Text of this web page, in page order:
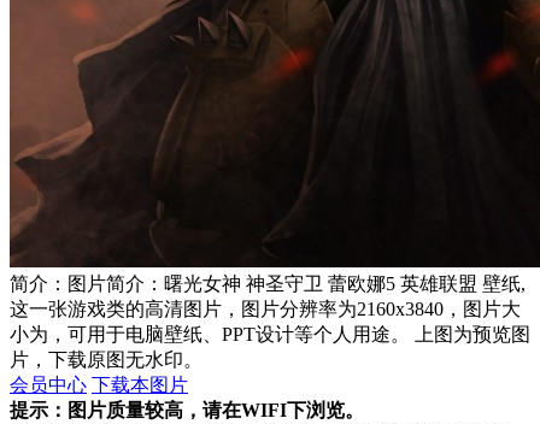
简介：图片简介：曙光女神 神圣守卫 蕾欧娜5 英雄联盟 壁纸,
这一张游戏类的高清图片，图片分辨率为2160x3840，图片大
小为，可用于电脑壁纸、PPT设计等个人用途。 上图为预览图
片，下载原图无水印。
会员中心 下载本图片
提示：图片质量较高，请在WIFI下浏览。